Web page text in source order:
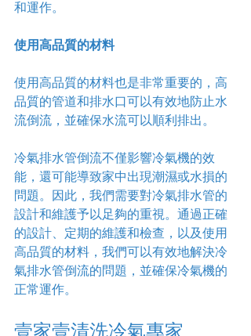
和運作。
使用高品質的材料
使用高品質的材料也是非常重要的，高
品質的管道和排水口可以有效地防止水
流倒流，並確保水流可以順利排出。
冷氣排水管倒流不僅影響冷氣機的效
能，還可能導致家中出現潮濕或水損的
問題。因此，我們需要對冷氣排水管的
設計和維護予以足夠的重視。通過正確
的設計、定期的維護和檢查，以及使用
高品質的材料，我們可以有效地解決冷
氣排水管倒流的問題，並確保冷氣機的
正常運作。